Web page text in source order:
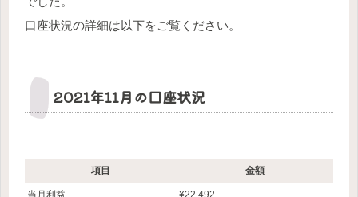
口座状況の詳細は以下をご覧ください。
2021年11月の口座状況
項目 金額
当月利益 ¥22,492